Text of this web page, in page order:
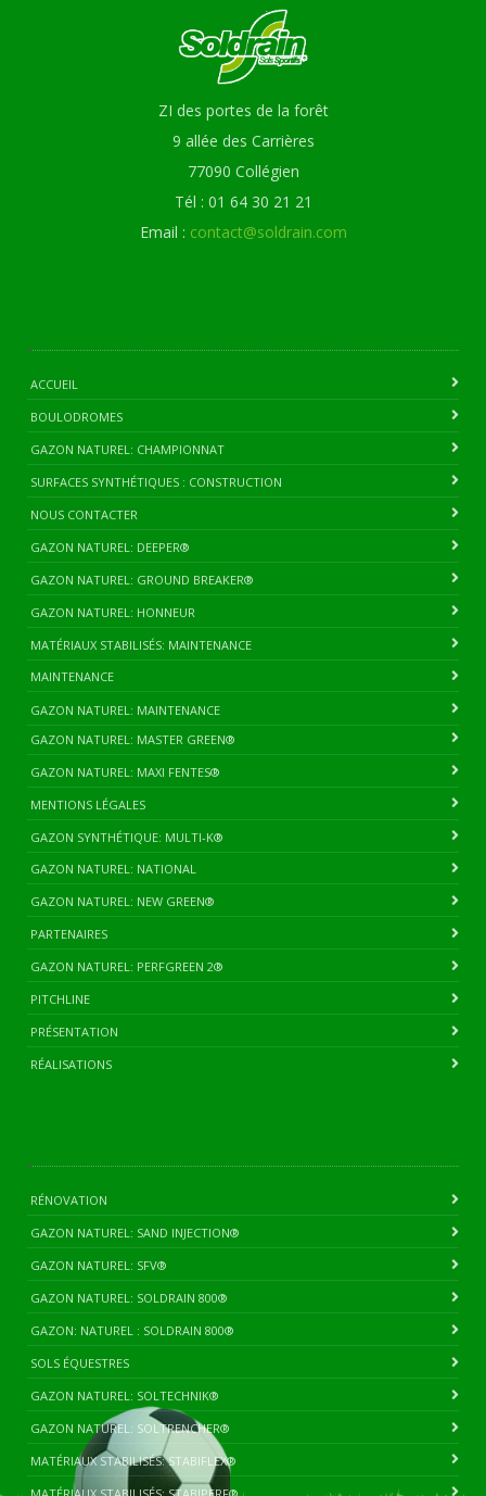
ZI des portes de la forêt
9 allée des Carrières
77090 Collégien
Tél : 01 64 30 21 21
Email : contact@soldrain.com
ACCUEIL
BOULODROMES
GAZON NATUREL: CHAMPIONNAT
SURFACES SYNTHÉTIQUES : CONSTRUCTION
NOUS CONTACTER
GAZON NATUREL: DEEPER®
GAZON NATUREL: GROUND BREAKER®
GAZON NATUREL: HONNEUR
MATÉRIAUX STABILISÉS: MAINTENANCE
MAINTENANCE
GAZON NATUREL: MAINTENANCE
GAZON NATUREL: MASTER GREEN®
GAZON NATUREL: MAXI FENTES®
MENTIONS LÉGALES
GAZON SYNTHÉTIQUE: MULTI-K®
GAZON NATUREL: NATIONAL
GAZON NATUREL: NEW GREEN®
PARTENAIRES
GAZON NATUREL: PERFGREEN 2®
PITCHLINE
PRÉSENTATION
RÉALISATIONS
RÉNOVATION
GAZON NATUREL: SAND INJECTION®
GAZON NATUREL: SFV®
GAZON NATUREL: SOLDRAIN 800®
GAZON: NATUREL : SOLDRAIN 800®
SOLS ÉQUESTRES
GAZON NATUREL: SOLTECHNIK®
GAZON NATUREL: SOLTRENCHER®
MATÉRIAUX STABILISÉS: STABIFLEX®